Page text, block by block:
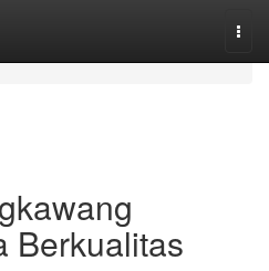
Berkualitas